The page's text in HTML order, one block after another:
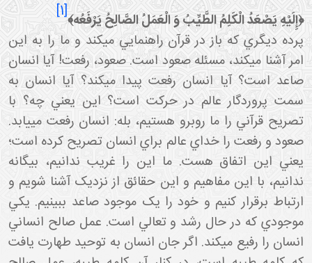
﴿إِلَيْهِ يَصْعَدُ الْكَلِمُ الطَّيِّبُ وَ الْعَمَلُ الصَّالِحُ يَرْفَعُه‏﴾[1]
پرده ديگري که باز در قرآن راهنمايي مي کند و ما را به اين
امر آشنا مي کند، مسئله صعود است. صعود، رفعت! آيا انسان
صاعد است؟ آيا انسان رفعت پيدا مي کند؟ آيا انسان به
سمت پروردگار عالم در حرکت است؟ اين يعني چه؟ با
تصريح قرآني را ما روبرو هستيم، بله: انسان رفعت مي يابد.
صعود و رفعت را خداي عالم براي انسان تصريح کرده است؛
يعني اين اتفاق هست. ما اين را غريب ندانيم، بيگانه
ندانيم، با اين مفاهيم و اين حقائق از نزديک آشنا شويم و
ارتباط برقرار کنيم و خود را يک موجود صاعد ببينيم. يکي
موجودي که در حال رشد و تعالي است. عمل صالح انساني
انسان را رفيع مي کند. اگر جان انسان به توحيد طهارت يافت